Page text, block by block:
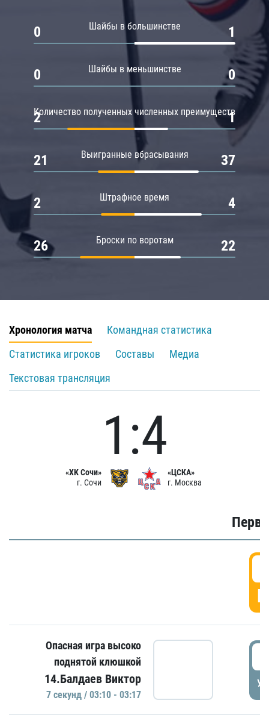
Шайбы в большинстве
0 1
Шайбы в меньшинстве
0 0
Количество полученных численных преимуществ
2 1
Выигранные вбрасывания
21 37
Штрафное время
2 4
Броски по воротам
26 22
Хронология матча
Командная статистика
Статистика игроков
Составы
Медиа
Текстовая трансляция
«ХК Сочи»
г. Сочи
1:4
«ЦСКА»
г. Москва
Опасная игра высоко
поднятой клюшкой
14.Балдаев Виктор
7 секунд / 03:10 - 03:17